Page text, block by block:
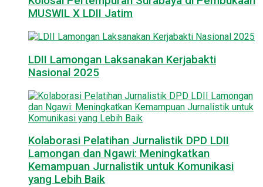
MUSWIL X LDII Jatim
LDII Lamongan Laksanakan Kerjabakti
Nasional 2025
Kolaborasi Pelatihan Jurnalistik DPD LDII
Lamongan dan Ngawi: Meningkatkan
Kemampuan Jurnalistik untuk Komunikasi
yang Lebih Baik